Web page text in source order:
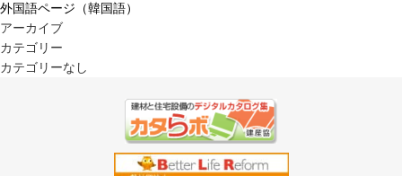
外国語ページ（韓国語）
アーカイブ
カテゴリー
カテゴリーなし